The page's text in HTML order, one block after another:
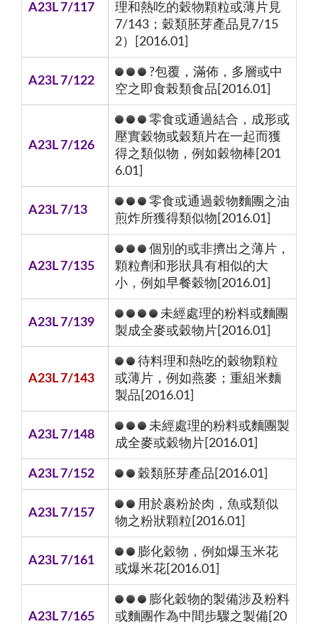
A23L 7/117
理和熱吃的穀物顆粒或薄片見
7/143；穀類胚芽產品見7/15
2）[2016.01]
A23L 7/122
?包覆，滿佈，多層或中
空之即食榖類食品[2016.01]
A23L 7/126
零食或通過結合，成形或
壓實穀物或穀類片在一起而獲
得之類似物，例如穀物棒[201
6.01]
A23L 7/13
零食或通過穀物麵團之油
煎炸所獲得類似物[2016.01]
A23L 7/135
個別的或非擠出之薄片，
顆粒劑和形狀具有相似的大
小，例如早餐穀物[2016.01]
A23L 7/139
未經處理的粉料或麵團
製成全麥或穀物片[2016.01]
A23L 7/143
待料理和熱吃的穀物顆粒
或薄片，例如燕麥；重組米麵
製品[2016.01]
A23L 7/148
未經處理的粉料或麵團製
成全麥或穀物片[2016.01]
A23L 7/152 穀類胚芽產品[2016.01]
A23L 7/157
用於裹粉於肉，魚或類似
物之粉狀顆粒[2016.01]
A23L 7/161
膨化穀物，例如爆玉米花
或爆米花[2016.01]
A23L 7/165
膨化穀物的製備涉及粉料
或麵團作為中間步驟之製備[20